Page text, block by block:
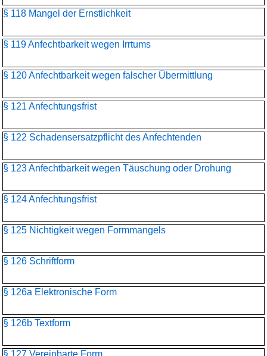
§ 118 Mangel der Ernstlichkeit
§ 119 Anfechtbarkeit wegen Irrtums
§ 120 Anfechtbarkeit wegen falscher Übermittlung
§ 121 Anfechtungsfrist
§ 122 Schadensersatzpflicht des Anfechtenden
§ 123 Anfechtbarkeit wegen Täuschung oder Drohung
§ 124 Anfechtungsfrist
§ 125 Nichtigkeit wegen Formmangels
§ 126 Schriftform
§ 126a Elektronische Form
§ 126b Textform
§ 127 Vereinbarte Form